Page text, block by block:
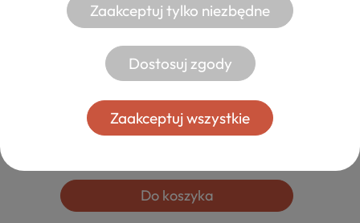
ŁÓŻKO DZIECIĘCE SOSNOWE MARINELLA
Do koszyka
Zaakceptuj tylko niezbędne
Dostosuj zgody
Zaakceptuj wszystkie